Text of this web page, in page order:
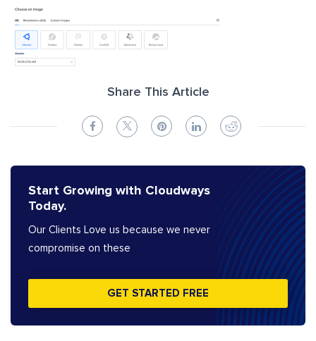
Share This Article
Start Growing with Cloudways
Today.
Our Clients Love us because we never
compromise on these
GET STARTED FREE